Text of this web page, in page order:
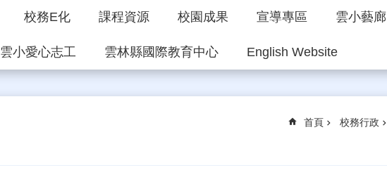
校務E化 課程資源 校園成果 宣導專區 雲小藝廊
雲小愛心志工 雲林縣國際教育中心 English Website
首頁 校務行政